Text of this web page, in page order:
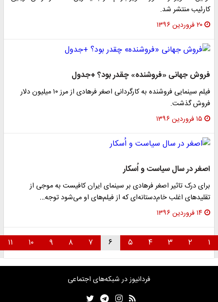
کارئیب منتشر شد.
۲۰ فروردین ۱۳۹۶
فروش جهانی «فروشنده» چقدر بود؟ +جدول
فیلم سینمایی فروشنده به کارگردانی اصغر فرهادی از مرز ۱۰ میلیون دلار
فروش گذشت.
۱۵ فروردین ۱۳۹۶
اصغر در سال سیاست و اُسکار
برای درک تاثیر اصغر فرهادی بر سینمای ایران کافیست به موجی از
تقلیدهای اغلب خام‌دستانه‌ای که از فیلم‌های او می‌شود توجه…
۱۴ فروردین ۱۳۹۶
۱ ۲ ۳ ۴ ۵ ۶ ۷ ۸ ۹ ۱۰ ۱۱
فردانیوز در شبکه‌های اجتماعی